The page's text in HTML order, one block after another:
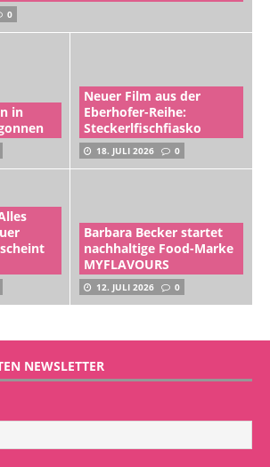
0
in
Neuer Film aus der
Eberhofer-Reihe:
Steckerlfischfiasko
18. JULI 2026 0
Barbara Becker startet
nachhaltige Food-Marke
MYFLAVOURS
12. JULI 2026 0
NEWSLETTER